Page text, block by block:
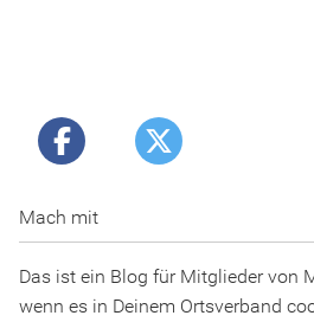
Mach mit
Das ist ein Blog für Mitglieder von
wenn es in Deinem Ortsverband